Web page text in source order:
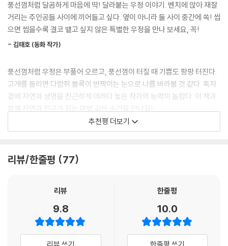
친구 볼록을 만나며 조금씩 달라집니다. 볼록을 소유하지 않아도 함께 놀
고, 땅콩과 잣 같은 먹이도 챙기기 시작하지요. 서로 깊이 아끼는 친구가 되
어 가는 둘의 모습은 함께 어울려 놀고 싶을 만큼 따뜻하고 인상 깊습니다.
“너 강아지 있어?” “고양이 키워?”라는 질문에 “나는 다람쥐 친구가 있
주는 작품입니다. ‘갖고 싶다.’ ‘키우고 싶다.’에서 머무는 것이 아닌, 존재를
존중하며 관계 맺는 법을 배워 가는 이야기예요. 자연과 진정한 친구가 되
는 작품, 하루와 볼록이 뛰노는 그 싱그러운 숲으로 성큼 걸어가 볼까요?
□ 세 번의 만남, 이별은 씩씩하게!
어린이가 자연스럽게 경험하는 ‘만남과 헤어짐’에 대한 이야기
하루와 볼록은 처음에 풍선껌을 불면서 대화를 나눠요. 서로의 이름과 좋
기도 하고, 넝쿨 돌려 넘기도 하고, 도토리받침 돌리기도 하고요. 그렇게 신
나게 놀다 보면 나중에는 말하지 않아도 서로의 마음을 알 수 있을 만큼 친
해져요. 마법 풍선껌이 없어도 마음이 통하는 진짜 친구요!
풍선껌처럼 달곰하게 마음에 딱! 달라붙는 우정 이야기. 벤치에 앉아 재잘
거리는 주인공들 사이에 끼어들고 싶다. 옆이 아니라 둘 사이 중간에 쏙! 씹
으면 씹을수록 결코 뱉고 싶지 않은 특별한 우정을 만나 보세요, 꼭!
- 김태호 (동화 작가)
풍선껌처럼 우정은 부풀어 오르고, 풍선껌이 터질 때 기쁨도 팡팡 터진다.
고개를 돌리면 다람쥐 볼록이 반짝이는 눈으로 나를 바라볼 것 같다. 독자
곁에 자연과 생명을 친근하게 데려다 놓은 작가의 능력이 놀랍다. 이 책과
함께 자연과 친구가 되는 마법 같은 순간을 만나길!
라가다 보면 절로 미소가 번진다. 이정란 작가의 시선은 늘 어린이에게로
는 놀이터 같은 이야기이다. 책을 덮고 나서, 어느새 편의점에서 볼록 풍선
- 정영재 (교사, 동화 작가)
추천평 더보기
리뷰/한줄평 77
리뷰
9.8
한줄평
10.0